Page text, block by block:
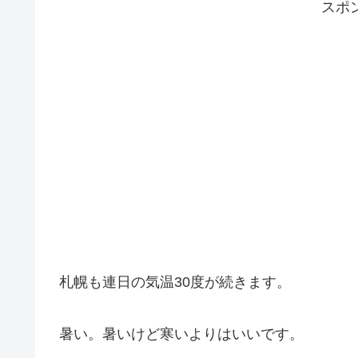
スポ
札幌も連日の気温30度が続きます。
暑い。暑いけど寒いよりはいいです。